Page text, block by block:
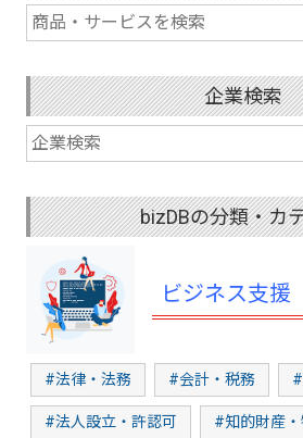
企業検索
bizDBの分類・カ
ビジネス支援
#法律・法務 #会計・税務
#法人設立・許認可 #知的財産